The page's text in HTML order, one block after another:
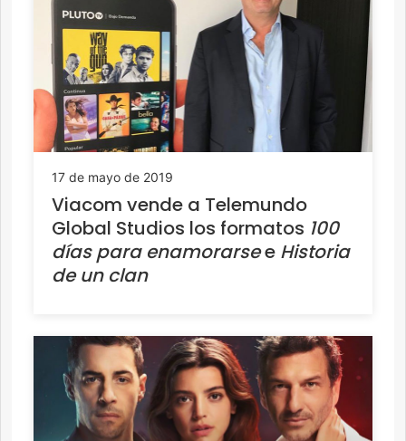
17 de mayo de 2019
Viacom vende a Telemundo
Global Studios los formatos 100
días para enamorarsee Historia
de un clan